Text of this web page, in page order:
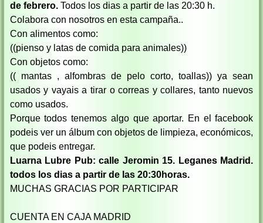
de febrero.Todos los dias a partir de las 20:30 h.
Colabora con nosotros en esta campaña..
Con alimentos como:
((pienso y latas de comida para animales))
Con objetos como:
(( mantas , alfombras de pelo corto, toallas)) ya sean
usados y vayais a tirar o correas y collares, tanto nuevos
como usados.
Porque todos tenemos algo que aportar. En el facebook
podeis ver un álbum con objetos de limpieza, económicos,
que podeis entregar.
Luarna Lubre Pub: calle Jeromin 15. Leganes Madrid.
todos los dias a partir de las 20:30horas.
MUCHAS GRACIAS POR PARTICIPAR
CUENTA EN CAJA MADRID